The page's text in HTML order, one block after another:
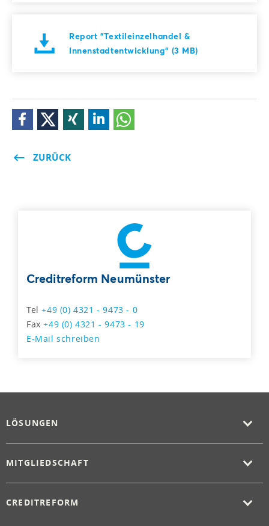
Report "Textileinzelhandel &
Innenstadtentwicklung" (3 MB)
ZURÜCK
Creditreform Neumünster
Tel+49 (0) 4321 - 9473 - 0
Fax+49 (0) 4321 - 9473 - 19
E-Mail schreiben
LÖSUNGEN
MITGLIEDSCHAFT
CREDITREFORM